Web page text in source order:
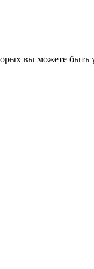
вы можете быть